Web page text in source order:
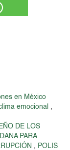
en México
emocional ,
DE LOS
PARA
, POLIS